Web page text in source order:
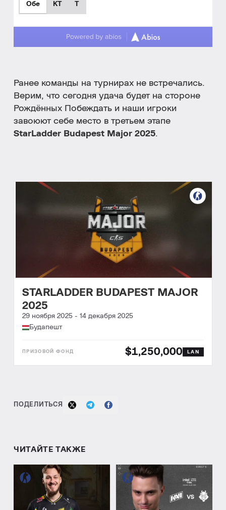
Обе КТ T
Ранее команды на турнирах не встречались.
Верим, что сегодня удача будет на стороне
Рождённых Побеждать и наши игроки
завоюют себе место в третьем этапе
StarLadder Budapest Major 2025.
STARLADDER BUDAPEST MAJOR
2025
29 ноября 2025 - 14 декабря 2025
Будапешт
$1,250,000 LAN
ПОДЕЛИТЬСЯ
ЧИТАЙТЕ ТАКЖЕ